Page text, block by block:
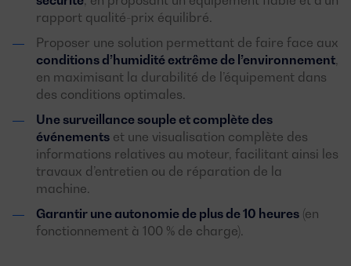
rapport qualité-prix équilibré.
Proposer une solution permettant de faire face aux
conditions d’humidité extrême de l’environnement,
en maximisant la durabilité de l’équipement dans
des conditions optimales.
Une surveillance souple et complète des
événements et une visualisation complète des
informations relatives au moteur, facilitant ainsi les
travaux d’entretien ou de réparation de la
machine.
Garantir une autonomie de plus de 10 heures (en
fonctionnement à 100 % de charge).